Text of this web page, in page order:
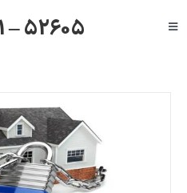
to
Toggle
– 52605